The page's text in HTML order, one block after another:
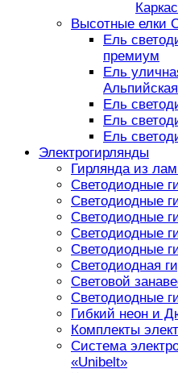
Высотные елки
Ель
премиум
Ель
Альпийская
Ель
Ель
Ель
Электрогирлянды
Гирлянда из
Светодиодные
Светодиодные
Светодиодные
Светодиодные
Светодиодные
Светодиодная
Световой
Светодиодные
Гибкий неон и
Комплекты
Система
«Unibelt»